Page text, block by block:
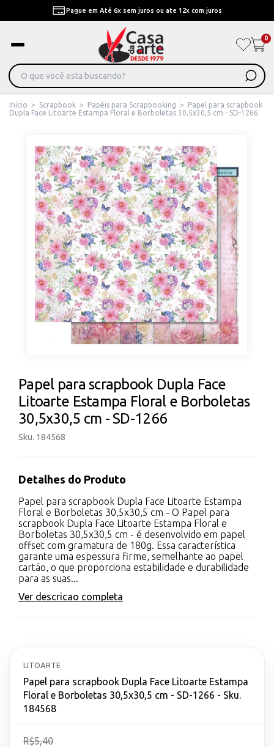
Pague em Até 6x sem juros ou ate 12x com juros
0
Início > Scrapbook > Papéis para Scrapbooking >
Papel para scrapbook
Dupla Face Litoarte Estampa Floral e Borboletas 30,5x30,5 cm - SD-1266
Papel para scrapbook Dupla Face
Litoarte Estampa Floral e Borboletas
30,5x30,5 cm - SD-1266
Sku. 184568
Detalhes do Produto
Papel para scrapbook Dupla Face Litoarte Estampa
Floral e Borboletas 30,5x30,5 cm - O Papel para
scrapbook Dupla Face Litoarte Estampa Floral e
Borboletas 30,5x30,5 cm - é desenvolvido em papel
offset com gramatura de 180g. Essa característica
garante uma espessura firme, semelhante ao papel
cartão, o que proporciona estabilidade e durabilidade
para as suas...
Ver descricao completa
LITOARTE
Papel para scrapbook Dupla Face Litoarte Estampa
Floral e Borboletas 30,5x30,5 cm - SD-1266 - Sku.
184568
R$5,40